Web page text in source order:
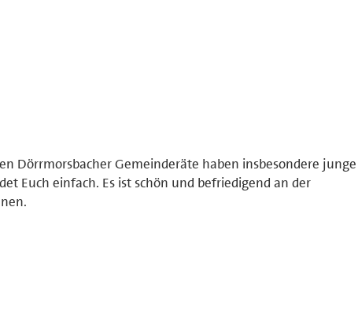
Dörrmorsbacher Gemeinderäte haben insbesondere junge
Euch einfach. Es ist schön und befriedigend an der